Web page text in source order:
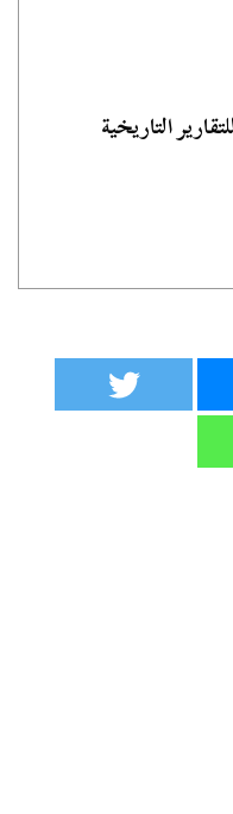
التاريخية